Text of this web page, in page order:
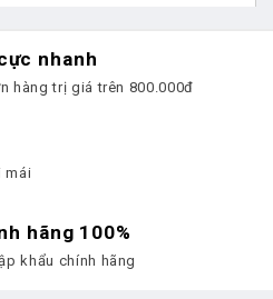
nhanh
hàng trị giá trên 800.000đ
mái
hãng 100%
khẩu chính hãng